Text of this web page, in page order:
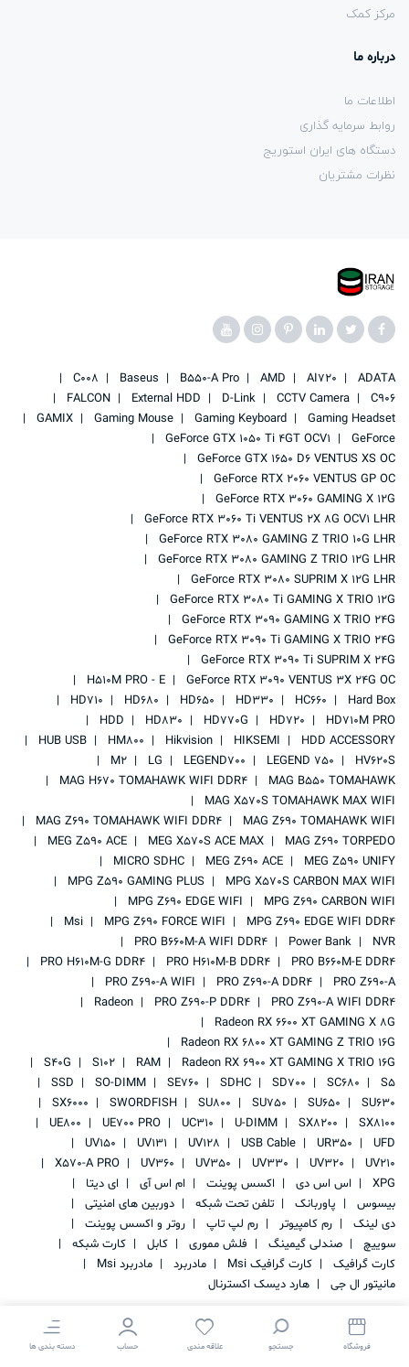
مرکز کمک
درباره ما
اطلاعات ما
روابط سرمایه گذاری
دستگاه های ایران استوریج
نظرات مشتریان
ADATA
AI720
AMD
B550-A Pro
Baseus
C008
C906
CCTV Camera
D-Link
External HDD
FALCON
Gaming Headset
Gaming Keyboard
Gaming Mouse
GAMIX
GeForce
GeForce GTX 1050 Ti 4GT OCV1
GeForce GTX 1650 D6 VENTUS XS OC
GeForce RTX 2060 VENTUS GP OC
GeForce RTX 3060 GAMING X 12G
GeForce RTX 3060 Ti VENTUS 2X 8G OCV1 LHR
GeForce RTX 3080 GAMING Z TRIO 10G LHR
GeForce RTX 3080 GAMING Z TRIO 12G LHR
GeForce RTX 3080 SUPRIM X 12G LHR
GeForce RTX 3080 Ti GAMING X TRIO 12G
GeForce RTX 3090 GAMING X TRIO 24G
GeForce RTX 3090 Ti GAMING X TRIO 24G
GeForce RTX 3090 Ti SUPRIM X 24G
GeForce RTX 3090 VENTUS 3X 24G OC
H510M PRO - E
Hard Box
HC660
HD330
HD650
HD680
HD710
HD710M PRO
HD720
HD770G
HD830
HDD
HDD ACCESSORY
HIKSEMI
Hikvision
HM800
HUB USB
HV620S
LEGEND 750
LEGEND700
LG
M2
MAG B550 TOMAHAWK
MAG H670 TOMAHAWK WIFI DDR4
MAG X570S TOMAHAWK MAX WIFI
MAG Z690 TOMAHAWK WIFI
MAG Z690 TOMAHAWK WIFI DDR4
MAG Z690 TORPEDO
MEG X570S ACE MAX
MEG Z590 ACE
MEG Z590 UNIFY
MEG Z690 ACE
MICRO SDHC
MPG X570S CARBON MAX WIFI
MPG Z590 GAMING PLUS
MPG Z690 CARBON WIFI
MPG Z690 EDGE WIFI
MPG Z690 EDGE WIFI DDR4
MPG Z690 FORCE WIFI
Msi
NVR
Power Bank
PRO B660M-A WIFI DDR4
PRO B660M-E DDR4
PRO H610M-B DDR4
PRO H610M-G DDR4
PRO Z690-A
PRO Z690-A DDR4
PRO Z690-A WIFI
PRO Z690-A WIFI DDR4
PRO Z690-P DDR4
Radeon
Radeon RX 6600 XT GAMING X 8G
Radeon RX 6800 XT GAMING Z TRIO 16G
Radeon RX 6900 XT GAMING X TRIO 16G
RAM
S102
S40G
S5
SC680
SD700
SDHC
SE760
SO-DIMM
SSD
SU630
SU650
SU750
SU800
SWORDFISH
SX6000
SX8100
SX8200
U-DIMM
UC310
UE700 PRO
UE800
UFD
UR350
USB Cable
UV128
UV131
UV150
UV210
UV320
UV330
UV350
UV360
X570-A PRO
XPG
اس اس دی اکسس پوینت ام اس آی
ای دیتا
بیسوس
پاوربانک تلفن تحت شبکه
دوربین های امنیتی
دی لینک
رم کامپیوتر رم لپ تاپ
روتر و اکسس پوینت
سوییچ
صندلی گیمینگ فلش مموری کابل
کارت شبکه
کارت گرافیک
کارت گرافیک Msi مادربرد
مادربرد Msi
مانیتور ال جی
هارد دیسک اکسترنال
فروشگاه جستجو علاقه مندی حساب دسته بندی ها